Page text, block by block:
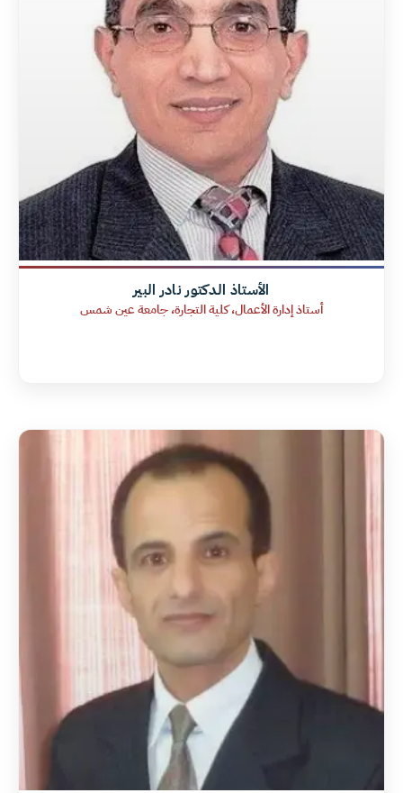
الأستاذ الدكتور نادر البير
أستاذ إدارة الأعمال، كلية التجارة، جامعة عين شمس